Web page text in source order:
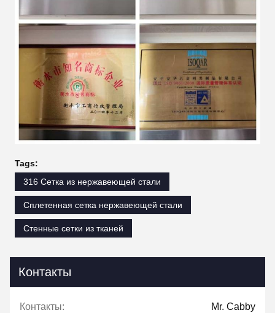
Tags:
316 Сетка из нержавеющей стали
Сплетенная сетка нержавеющей стали
Стенные сетки из тканей
Контакты
Контакты: Mr. Cabby